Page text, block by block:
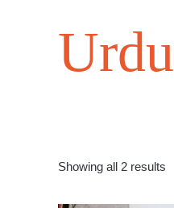
Urdu
Showing all 2 results